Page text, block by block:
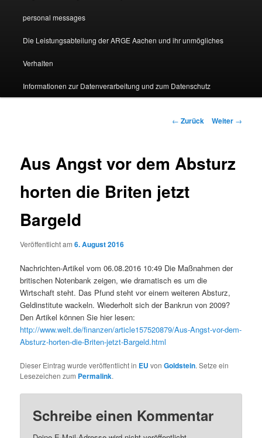
personal messages
Die Leistungsabteilung der ARGE Aachen und ihr unmögliches
Verhalten
Informationen zur Datenverarbeitung und zum Datenschutz
Beitragsnavigation
← Zurück Weiter →
Aus Angst vor dem Absturz
horten die Briten jetzt
Bargeld
Veröffentlicht am6. August 2016
Nachrichten-Artikel vom 06.08.2016 10:49 Die Maßnahmen der
britischen Notenbank zeigen, wie dramatisch es um die
Wirtschaft steht. Das Pfund steht vor einem weiteren Absturz,
Geldinstitute wackeln. Wiederholt sich der Bankrun von 2009?
Den Artikel können Sie hier lesen:
http://www.welt.de/finanzen/article157520879/Aus-Angst-vor-dem-
Absturz-horten-die-Briten-jetzt-Bargeld.html
Dieser Eintrag wurde veröffentlicht in EU vonGoldstein. Setze ein
Lesezeichen zum Permalink.
Schreibe einen Kommentar